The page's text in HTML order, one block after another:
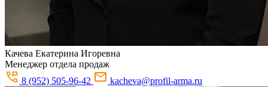
Качева Екатерина Игоревна
Менеджер отдела продаж
8 (952) 505-96-42
kacheva@profil-arma.ru